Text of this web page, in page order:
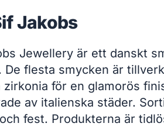
Jakobs
Jewellery är ett danskt
De flesta smycken är
zirkonia för en glamorös
av italienska städer.
fest. Produkterna är